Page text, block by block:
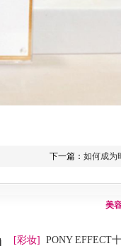
下一篇： 如何成为
美
[彩妆]
PONY EFFECT